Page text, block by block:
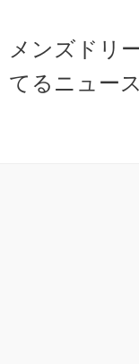
メンズドリ
てるニュー